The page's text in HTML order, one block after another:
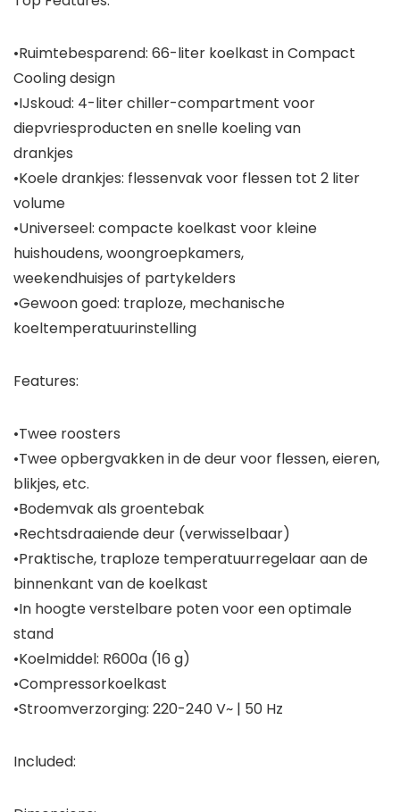
•Ruimtebesparend: 66-liter koelkast in Compact
Cooling design
•IJskoud: 4-liter chiller-compartment voor
diepvriesproducten en snelle koeling van
drankjes
•Koele drankjes: flessenvak voor flessen tot 2 liter
volume
•Universeel: compacte koelkast voor kleine
huishoudens, woongroepkamers,
weekendhuisjes of partykelders
•Gewoon goed: traploze, mechanische
koeltemperatuurinstelling
Features:
•Twee roosters
•Twee opbergvakken in de deur voor flessen, eieren,
blikjes, etc.
•Bodemvak als groentebak
•Rechtsdraaiende deur (verwisselbaar)
•Praktische, traploze temperatuurregelaar aan de
binnenkant van de koelkast
•In hoogte verstelbare poten voor een optimale
stand
•Koelmiddel: R600a (16 g)
•Compressorkoelkast
•Stroomverzorging: 220-240 V~ | 50 Hz
Included: